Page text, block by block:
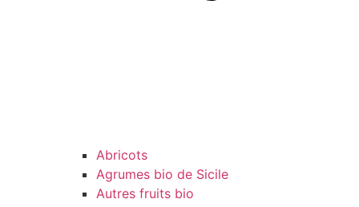
Abricots
Agrumes bio de Sicile
Autres fruits bio